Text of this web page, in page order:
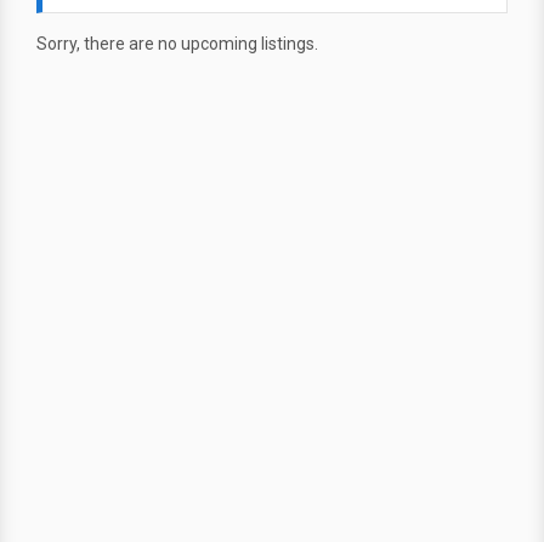
Sorry, there are no upcoming listings.